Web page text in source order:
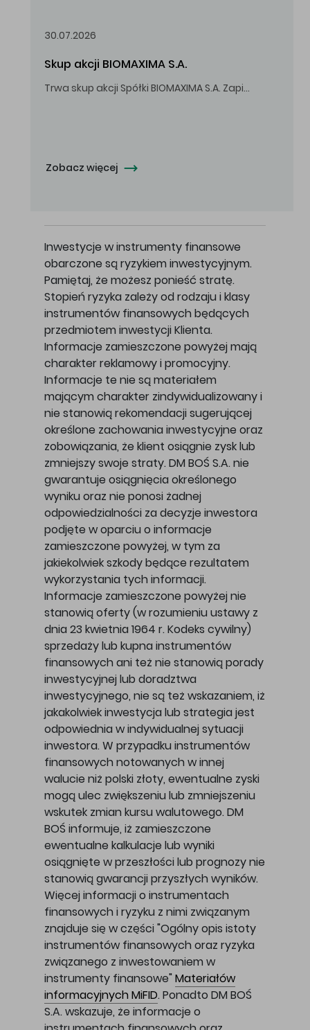
30.07.2026
Skup akcji BIOMAXIMA S.A.
Trwa skup akcji Spółki BIOMAXIMA S.A. Zapisy do 4 sierpnia 2026 r. do godz. 16.00.
Zobacz więcej
Inwestycje w instrumenty finansowe
obarczone są ryzykiem inwestycyjnym.
Pamiętaj, że możesz ponieść stratę.
Stopień ryzyka zależy od rodzaju i klasy
instrumentów finansowych będących
przedmiotem inwestycji Klienta.
Informacje zamieszczone powyżej mają
charakter reklamowy i promocyjny.
Informacje te nie są materiałem
mającym charakter zindywidualizowany i
nie stanowią rekomendacji sugerującej
określone zachowania inwestycyjne oraz
zobowiązania, że klient osiągnie zysk lub
zmniejszy swoje straty. DM BOŚ S.A. nie
gwarantuje osiągnięcia określonego
wyniku oraz nie ponosi żadnej
odpowiedzialności za decyzje inwestora
podjęte w oparciu o informacje
zamieszczone powyżej, w tym za
jakiekolwiek szkody będące rezultatem
wykorzystania tych informacji.
Informacje zamieszczone powyżej nie
stanowią oferty (w rozumieniu ustawy z
dnia 23 kwietnia 1964 r. Kodeks cywilny)
sprzedaży lub kupna instrumentów
finansowych ani też nie stanowią porady
inwestycyjnej lub doradztwa
inwestycyjnego, nie są też wskazaniem, iż
jakakolwiek inwestycja lub strategia jest
odpowiednia w indywidualnej sytuacji
inwestora. W przypadku instrumentów
finansowych notowanych w innej
walucie niż polski złoty, ewentualne zyski
mogą ulec zwiększeniu lub zmniejszeniu
wskutek zmian kursu walutowego. DM
BOŚ informuje, iż zamieszczone
ewentualne kalkulacje lub wyniki
osiągnięte w przeszłości lub prognozy nie
stanowią gwarancji przyszłych wyników.
Więcej informacji o instrumentach
finansowych i ryzyku z nimi związanym
znajduje się w części "Ogólny opis istoty
instrumentów finansowych oraz ryzyka
związanego z inwestowaniem w
instrumenty finansowe" Materiałów
informacyjnych MiFID. Ponadto DM BOŚ
S.A. wskazuje, że informacje o